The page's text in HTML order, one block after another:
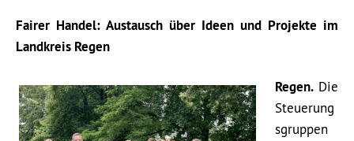
Fairer Handel: Austausch über Ideen und Projekte im
Landkreis Regen
Regen. Die
Steuerung
sgruppen